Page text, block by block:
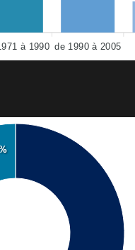
à 1990 de 1990 à 2005